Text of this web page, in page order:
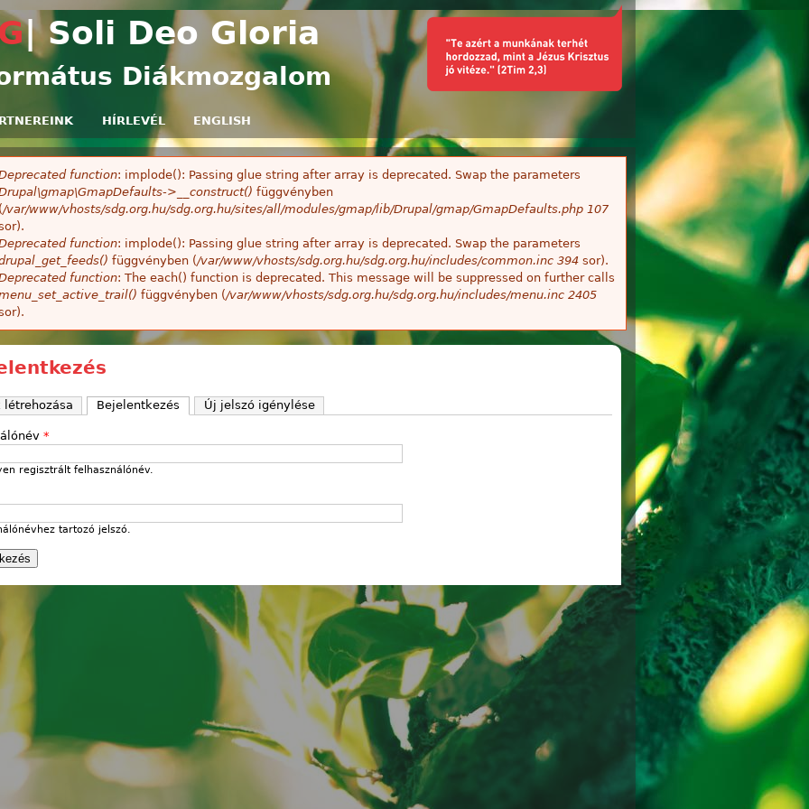
Ugrás a tartalomra
| Soli Deo Gloria
Diákmozgalom
HÍRLEVÉL ENGLISH
function: implode(): Passing glue string after array is deprecated. Swap the parameters
>__construct() függvényben
(/var/www/vhosts/sdg.org.hu/sdg.org.hu/sites/all/modules/gmap/lib/Drupal/gmap/GmapDefaults.php 107
function: implode(): Passing glue string after array is deprecated. Swap the parameters
függvényben (/var/www/vhosts/sdg.org.hu/sdg.org.hu/includes/common.inc 394 sor).
function: The each() function is deprecated. This message will be suppressed on further calls
függvényben (/var/www/vhosts/sdg.org.hu/sdg.org.hu/includes/menu.inc 2405
létrehozása Bejelentkezés (aktív fül)
Új jelszó igénylése
*
regisztrált felhasználónév.
tartozó jelszó.